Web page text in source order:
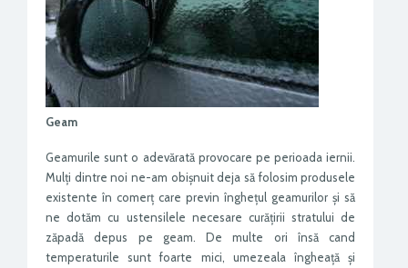
Geam
Geamurile sunt o adevărată provocare pe perioada iernii.
Mulți dintre noi ne-am obișnuit deja să folosim produsele
existente în comerț care previn înghețul geamurilor și să
ne dotăm cu ustensilele necesare curățirii stratului de
zăpadă depus pe geam. De multe ori însă cand
temperaturile sunt foarte mici, umezeala îngheață și